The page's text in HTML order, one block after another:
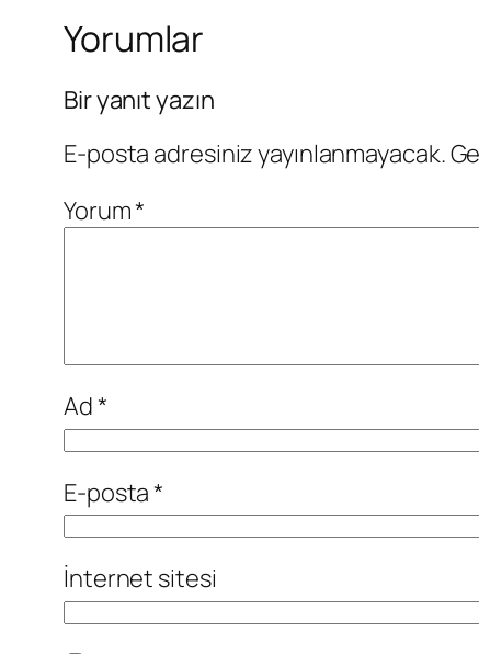
Yorumlar
Bir yanıt yazın
E-posta adresiniz yayınlanmayacak.
Yorum*
Ad*
E-posta*
İnternet sitesi